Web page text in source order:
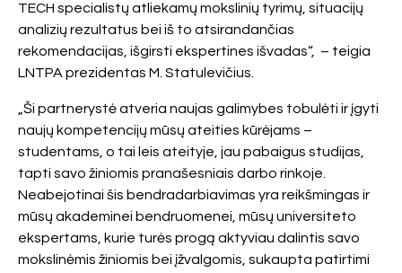
TECH specialistų atliekamų mokslinių tyrimų, situacijų
analizių rezultatus bei iš to atsirandančias
rekomendacijas, išgirsti ekspertines išvadas“, – teigia
LNTPA prezidentas M. Statulevičius.
„Ši partnerystė atveria naujas galimybes tobulėti ir įgyti
naujų kompetencijų mūsų ateities kūrėjams –
studentams, o tai leis ateityje, jau pabaigus studijas,
tapti savo žiniomis pranašesniais darbo rinkoje.
Neabejotinai šis bendradarbiavimas yra reikšmingas ir
mūsų akademinei bendruomenei, mūsų universiteto
ekspertams, kurie turės progą aktyviau dalintis savo
mokslinėmis žiniomis bei įžvalgomis, sukaupta patirtimi